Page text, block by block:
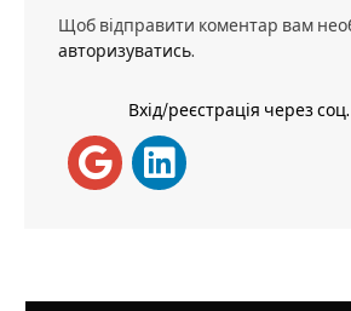
Щоб відправити коментар вам
авторизуватись.
Вхід/реєстрація через